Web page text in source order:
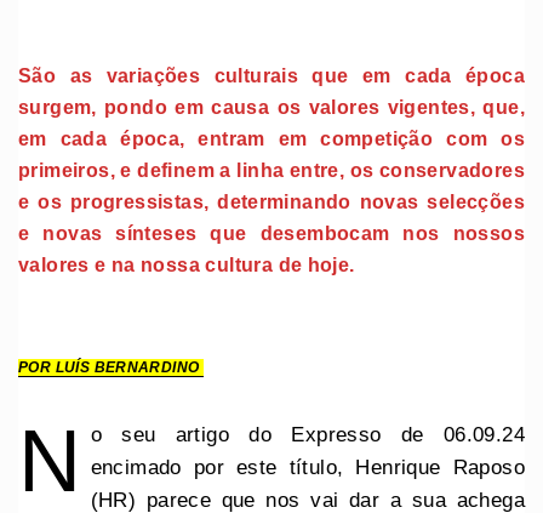
São as variações culturais que em cada época
surgem, pondo em causa os valores vigentes, que,
em cada época, entram em competição com os
primeiros, e definem a linha entre, os conservadores
e os progressistas, determinando novas selecções
e novas sínteses que desembocam nos nossos
valores e na nossa cultura de hoje.
POR LUÍS BERNARDINO
N
o seu artigo do Expresso de 06.09.24
encimado por este título, Henrique Raposo
(HR) parece que nos vai dar a sua achega